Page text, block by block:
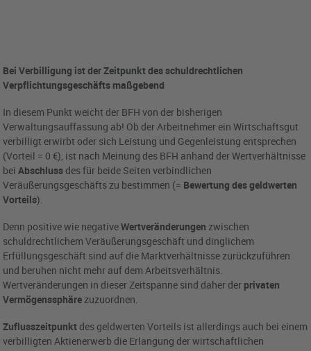
Bei Verbilligung ist der Zeitpunkt des schuldrechtlichen
Verpflichtungsgeschäfts maßgebend
In diesem Punkt weicht der BFH von der bisherigen
Verwaltungsauffassung ab! Ob der Arbeitnehmer ein Wirtschaftsgut
verbilligt erwirbt oder sich Leistung und Gegenleistung entsprechen
(Vorteil = 0 €), ist nach Meinung des BFH anhand der Wertverhältnisse
beiAbschluss des für beide Seiten verbindlichen
Veräußerungsgeschäfts zu bestimmen (= Bewertung des geldwerten
Vorteils).
Denn positive wie negativeWertveränderungen zwischen
schuldrechtlichem Veräußerungsgeschäft und dinglichem
Erfüllungsgeschäft sind auf die Marktverhältnisse zurückzuführen
und beruhen nicht mehr auf dem Arbeitsverhältnis.
Wertveränderungen in dieser Zeitspanne sind daher der privaten
Vermögenssphärezuzuordnen.
Zuflusszeitpunkt des geldwerten Vorteils ist allerdings auch bei einem
verbilligten Aktienerwerb die Erlangung der wirtschaftlichen